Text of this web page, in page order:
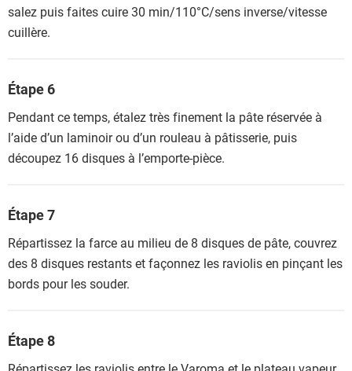
salez puis faites cuire 30 min/110°C/sens inverse/vitesse
cuillère.
Étape 6
Pendant ce temps, étalez très finement la pâte réservée à
l’aide d’un laminoir ou d’un rouleau à pâtisserie, puis
découpez 16 disques à l’emporte-pièce.
Étape 7
Répartissez la farce au milieu de 8 disques de pâte, couvrez
des 8 disques restants et façonnez les raviolis en pinçant les
bords pour les souder.
Étape 8